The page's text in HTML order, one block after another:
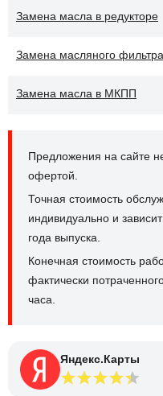
Замена масла в редукторе
Замена масляного фильтра
Замена масла в МКПП
Предложения на сайте
офертой.
Точная стоимость
индивидуально и
года выпуска.
Конечная стоимость
фактически
часа.
Яндекс.Карты